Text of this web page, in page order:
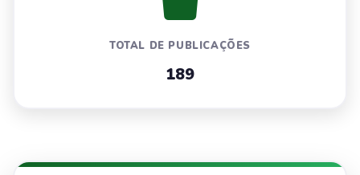
TOTAL DE PUBLICAÇÕES
189